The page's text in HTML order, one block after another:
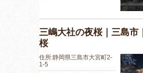
三嶋大社の夜桜｜三島市｜
桜
住所:静岡県三島市大宮町2-
1-5